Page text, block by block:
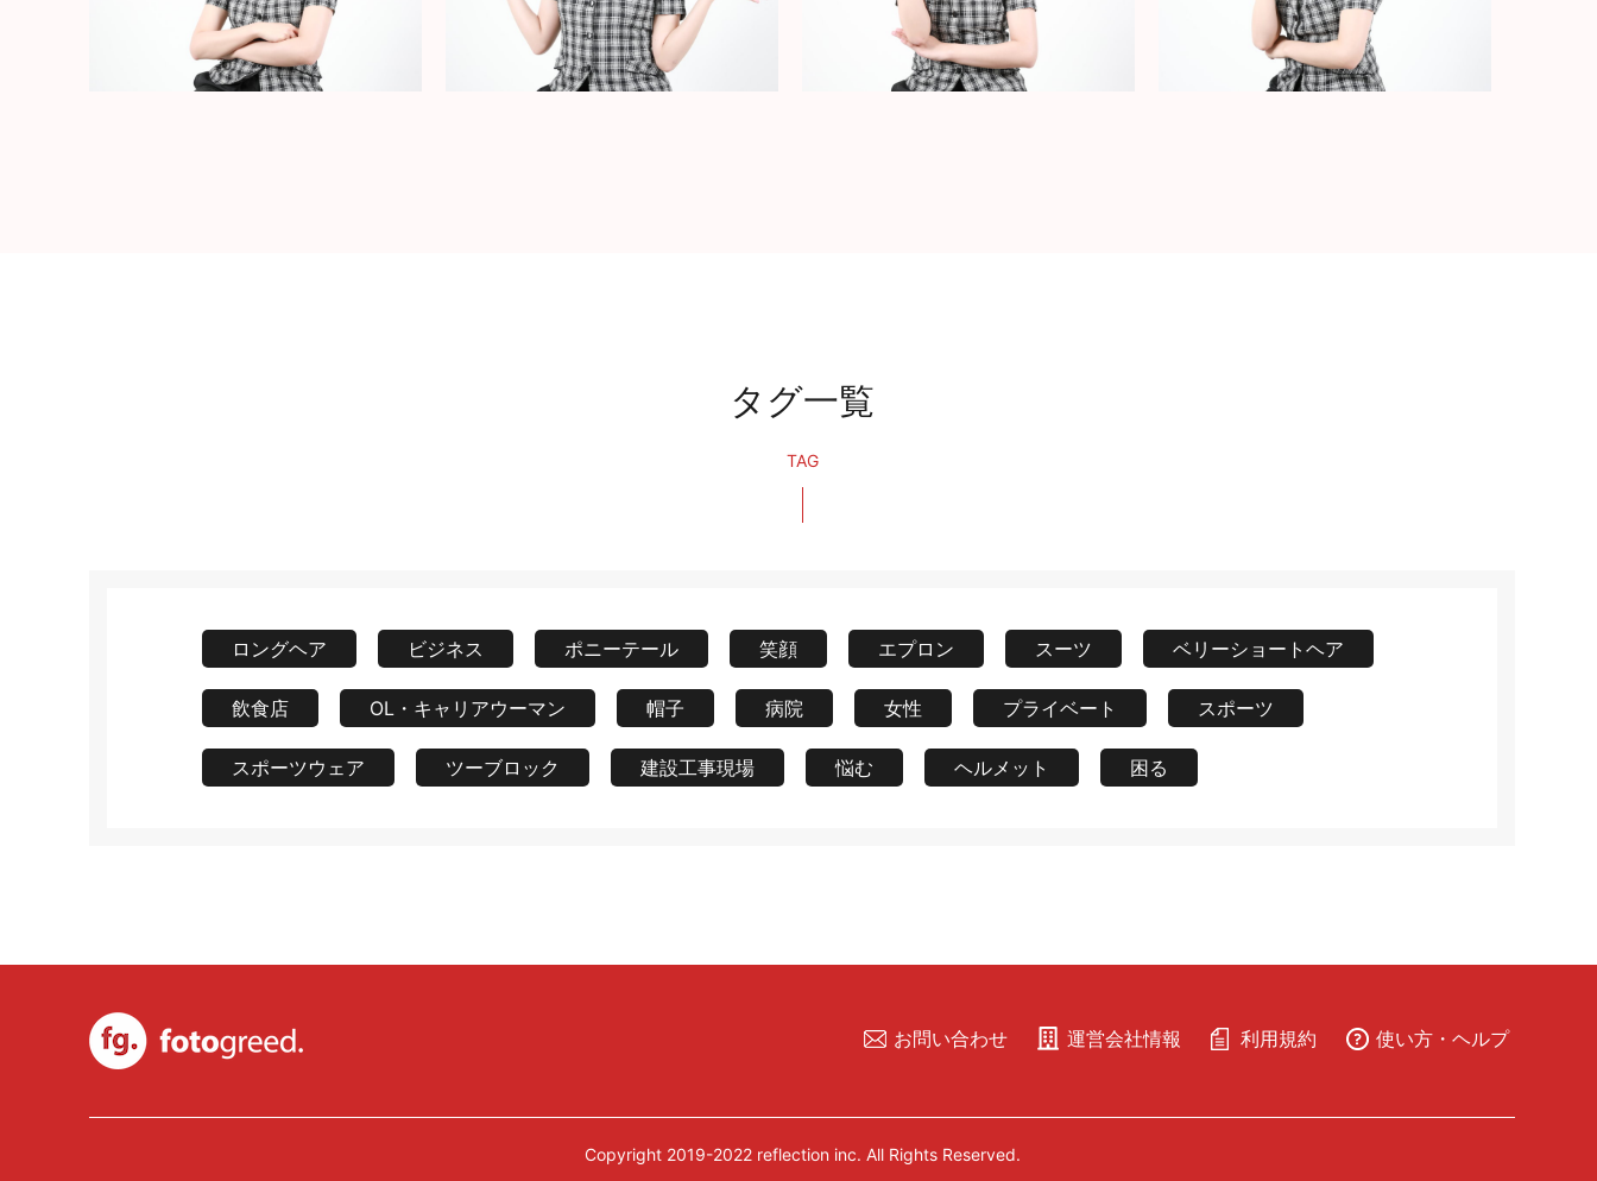
タグ一覧
TAG
ロングヘア ビジネス ポニーテール 笑顔 エプロン スーツ ベリーショートヘア
飲食店 OL・キャリアウーマン 帽子 病院 女性 プライベート スポーツ
スポーツウェア ツーブロック 建設工事現場 悩む ヘルメット 困る
お問い合わせ 運営会社情報 利用規約 使い方・ヘルプ
Copyright 2019-2022 reflection inc. All Rights Reserved.